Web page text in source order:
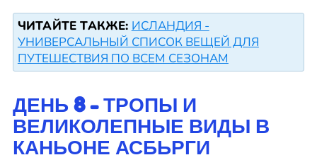
ЧИТАЙТЕ ТАКЖЕ: ИСЛАНДИЯ -
УНИВЕРСАЛЬНЫЙ СПИСОК ВЕЩЕЙ ДЛЯ
ПУТЕШЕСТВИЯ ПО ВСЕМ СЕЗОНАМ
ДЕНЬ 8 - ТРОПЫ И
ВЕЛИКОЛЕПНЫЕ ВИДЫ В
КАНЬОНЕ АСБЬРГИ